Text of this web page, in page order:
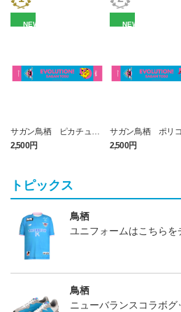
NEW
サガン鳥栖 ピカチュウ
タオルマフラー
2,500円
NEW
サガン鳥栖 ポリ
タオルマフラー
2,500円
トピックス
鳥栖
ユニフォームはこちらを
鳥栖
ニューバランスコラボグ